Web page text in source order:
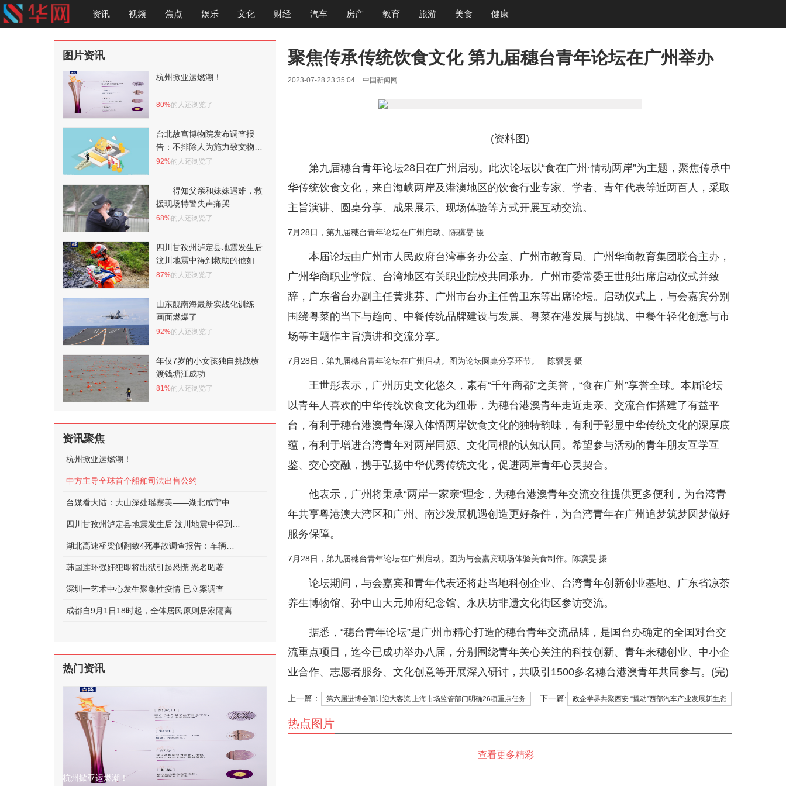
资讯 视频 焦点 娱乐 文化 财经 汽车 房产 教育 旅游 美食 健康
聚焦传承传统饮食文化 第九届穗台青年论坛在广州举办
2023-07-28 23:35:04 中国新闻网
(资料图)
第九届穗台青年论坛28日在广州启动。此次论坛以“食在广州·情动两岸”为主题，聚焦传承中
华传统饮食文化，来自海峡两岸及港澳地区的饮食行业专家、学者、青年代表等近两百人，采取
主旨演讲、圆桌分享、成果展示、现场体验等方式开展互动交流。
7月28日，第九届穗台青年论坛在广州启动。陈骥旻 摄
本届论坛由广州市人民政府台湾事务办公室、广州市教育局、广州华商教育集团联合主办，
广州华商职业学院、台湾地区有关职业院校共同承办。广州市委常委王世彤出席启动仪式并致
辞，广东省台办副主任黄兆芬、广州市台办主任曾卫东等出席论坛。启动仪式上，与会嘉宾分别
围绕粤菜的当下与趋向、中餐传统品牌建设与发展、粤菜在港发展与挑战、中餐年轻化创意与市
场等主题作主旨演讲和交流分享。
7月28日，第九届穗台青年论坛在广州启动。图为论坛圆桌分享环节。 陈骥旻 摄
王世彤表示，广州历史文化悠久，素有“千年商都”之美誉，“食在广州”享誉全球。本届论坛
以青年人喜欢的中华传统饮食文化为纽带，为穗台港澳青年走近走亲、交流合作搭建了有益平
台，有利于穗台港澳青年深入体悟两岸饮食文化的独特韵味，有利于彰显中华传统文化的深厚底
蕴，有利于增进台湾青年对两岸同源、文化同根的认知认同。希望参与活动的青年朋友互学互
鉴、交心交融，携手弘扬中华优秀传统文化，促进两岸青年心灵契合。
他表示，广州将秉承“两岸一家亲”理念，为穗台港澳青年交流交往提供更多便利，为台湾青
年共享粤港澳大湾区和广州、南沙发展机遇创造更好条件，为台湾青年在广州追梦筑梦圆梦做好
服务保障。
7月28日，第九届穗台青年论坛在广州启动。图为与会嘉宾现场体验美食制作。陈骥旻 摄
论坛期间，与会嘉宾和青年代表还将赴当地科创企业、台湾青年创新创业基地、广东省凉茶
养生博物馆、孙中山大元帅府纪念馆、永庆坊非遗文化街区参访交流。
据悉，“穗台青年论坛”是广州市精心打造的穗台青年交流品牌，是国台办确定的全国对台交
流重点项目，迄今已成功举办八届，分别围绕青年关心关注的科技创新、青年来穗创业、中小企
业合作、志愿者服务、文化创意等开展深入研讨，共吸引1500多名穗台港澳青年共同参与。(完)
上一篇： 第六届进博会预计迎大客流 上海市场监管部门明确26项重点任务 下一篇: 政企学界共聚西安 “撬动”西部汽车产业发展新生态
图片资讯
杭州掀亚运燃潮！
80%的人还浏览了
台北故宫博物院发布调查报
告：不排除人为施力致文物破
裂
92%的人还浏览了
得知父亲和妹妹遇难，救
援现场特警失声痛哭
68%的人还浏览了
四川甘孜州泸定县地震发生后
汶川地震中得到救助的他如今
正在守护泸定
87%的人还浏览了
山东舰南海最新实战化训练
画面燃爆了
92%的人还浏览了
年仅7岁的小女孩独自挑战横
渡钱塘江成功
81%的人还浏览了
资讯聚焦
杭州掀亚运燃潮！
中方主导全球首个船舶司法出售公约
韩国连环强奸犯即将出狱引起恐慌 恶名昭著
深圳一艺术中心发生聚集性疫情 已立案调查
成都自9月1日18时起，全体居民原则居家隔离
热门资讯
杭州掀亚运燃潮！
热点图片
查看更多精彩